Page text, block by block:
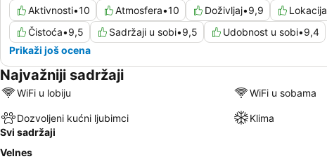
Aktivnosti•10 Atmosfera•10 Doživljaj•9,9 Lokacija
Čistoća•9,5 Sadržaji u sobi•9,5 Udobnost u sobi•9,4
Prikaži još ocena
Najvažniji sadržaji
WiFi u lobiju WiFi u sobama
Dozvoljeni kućni ljubimci Klima
Svi sadržaji
Velnes